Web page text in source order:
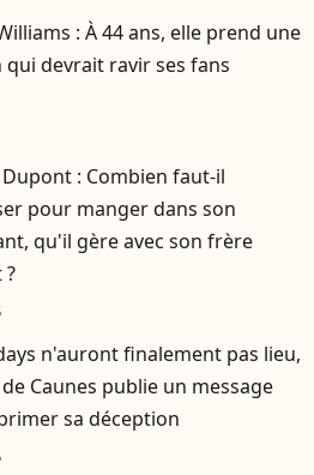
: À 44 ans, elle prend une
qui devrait ravir ses fans
: Combien faut-il
pour manger dans son
qu'il gère avec son frère
?
n'auront finalement pas lieu,
Caunes publie un message
sa déception